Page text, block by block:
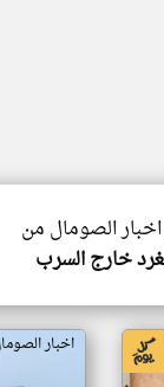
اخبار الصومال من
خارج السرب
اخبار